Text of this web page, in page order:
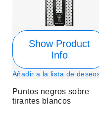
Show Product
Info
Añadir a la lista de
Puntos negros sobre
tirantes blancos